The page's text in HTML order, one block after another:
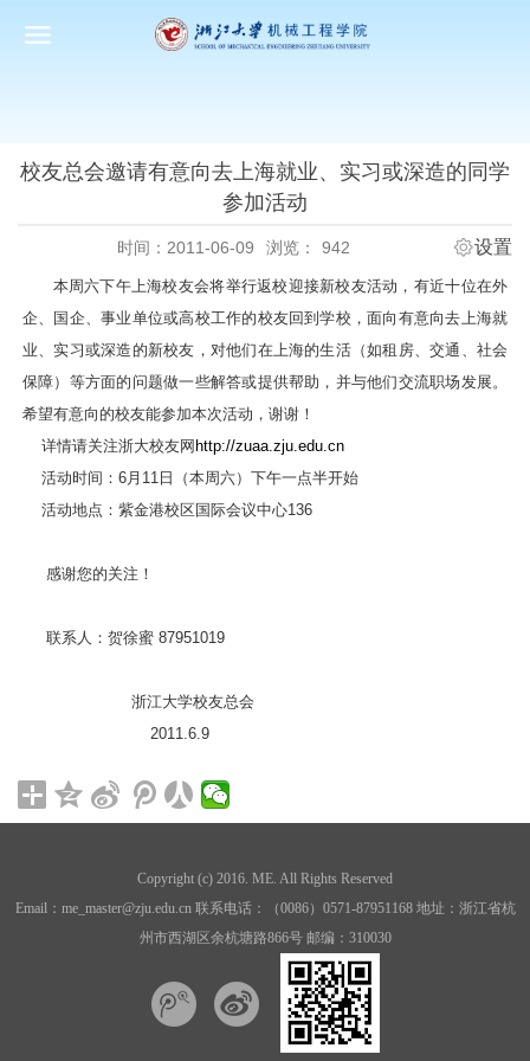
校友总会邀请有意向去上海就业、实习或深造的同学
参加活动
时间：2011-06-09 浏览： 942 设置
本周六下午上海校友会将举行返校迎接新校友活动，有近十位在外
企、国企、事业单位或高校工作的校友回到学校，面向有意向去上海就
业、实习或深造的新校友，对他们在上海的生活（如租房、交通、社会
保障）等方面的问题做一些解答或提供帮助，并与他们交流职场发展。
希望有意向的校友能参加本次活动，谢谢！
详情请关注浙大校友网 http://zuaa.zju.edu.cn
活动时间：6月11日（本周六）下午一点半开始
活动地点：紫金港校区国际会议中心136
感谢您的关注！
联系人：贺徐蜜 87951019
浙江大学校友总会
2011.6.9
Copyright (c) 2016. ME. All Rights Reserved
Email：me_master@zju.edu.cn 联系电话：（0086）0571-87951168 地址：浙江省杭
州市西湖区余杭塘路866号 邮编：310030